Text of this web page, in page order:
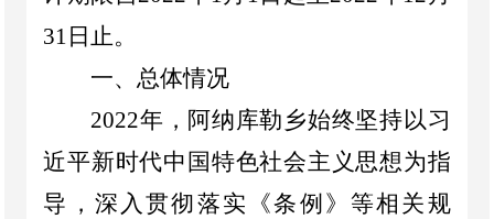
31 日止。
一、总体情况
2022年 ，阿纳库勒乡始终坚持以习
近平新时代中国特色社会主义思想为指
导，深入贯彻落实《条例》等相关规